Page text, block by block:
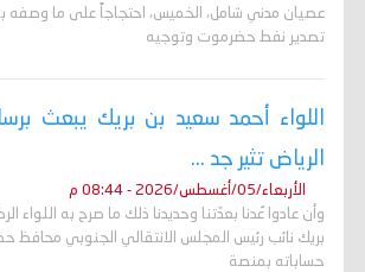
عصيان مدني شامل، الخميس، احتجاجاً على ما وصفه
تصدير نفط حضرموت وتوجيه
اللواء أحمد سعيد بن بريك يبعث
الرياض تثير جد ...
الأربعاء/05/أغسطس/2026 - 08:44 م
وأن عادوا عُدنا بعدّتنا وحديدنا ذلك ما صرح به اللواء
بريك نائب رئيس المجلس الانتقالي الجنوبي محافظ
حساباته بمنصة